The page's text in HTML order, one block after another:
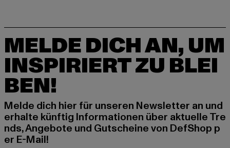
MELDE DICH AN, UM
INSPIRIERT ZU BLEI
BEN!
Melde dich hier für unseren Newsletter an und
erhalte künftig Informationen über aktuelle Tre
nds, Angebote und Gutscheine von DefShop p
er E-Mail!